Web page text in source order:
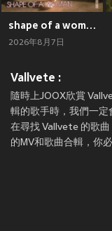
shape of a woman
2026年8月7日
Vallvete :
隨時上JOOX欣賞
輯的歌手時，我們一
在尋找 Vallvete 的歌
的MV和歌曲合輯，你